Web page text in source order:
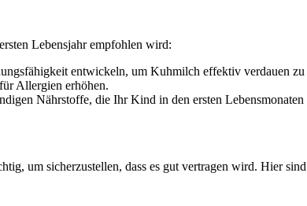
Lebensjahr empfohlen wird:
entwickeln, um Kuhmilch effektiv verdauen zu
Allergien erhöhen.
Nährstoffe, die Ihr Kind in den ersten Lebensmonaten
um sicherzustellen, dass es gut vertragen wird. Hier